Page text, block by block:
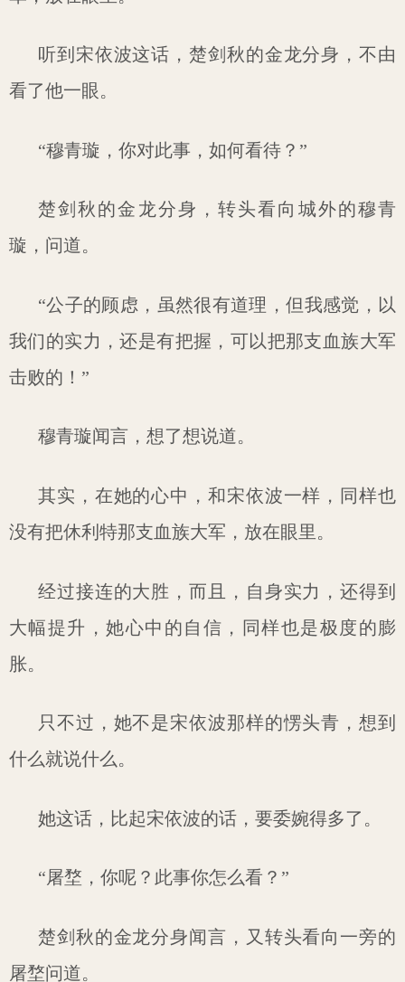
听到宋依波这话，楚剑秋的金龙分身，不由
看了他一眼。
“穆青璇，你对此事，如何看待？”
楚剑秋的金龙分身，转头看向城外的穆青
璇，问道。
“公子的顾虑，虽然很有道理，但我感觉，以
我们的实力，还是有把握，可以把那支血族大军
击败的！”
穆青璇闻言，想了想说道。
其实，在她的心中，和宋依波一样，同样也
没有把休利特那支血族大军，放在眼里。
经过接连的大胜，而且，自身实力，还得到
大幅提升，她心中的自信，同样也是极度的膨
胀。
只不过，她不是宋依波那样的愣头青，想到
什么就说什么。
她这话，比起宋依波的话，要委婉得多了。
“屠堥，你呢？此事你怎么看？”
楚剑秋的金龙分身闻言，又转头看向一旁的
屠堥问道。